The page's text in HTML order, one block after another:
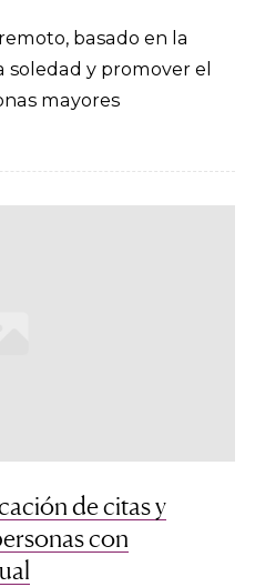
basado en la
soledad y promover el
mayores
de citas y
con